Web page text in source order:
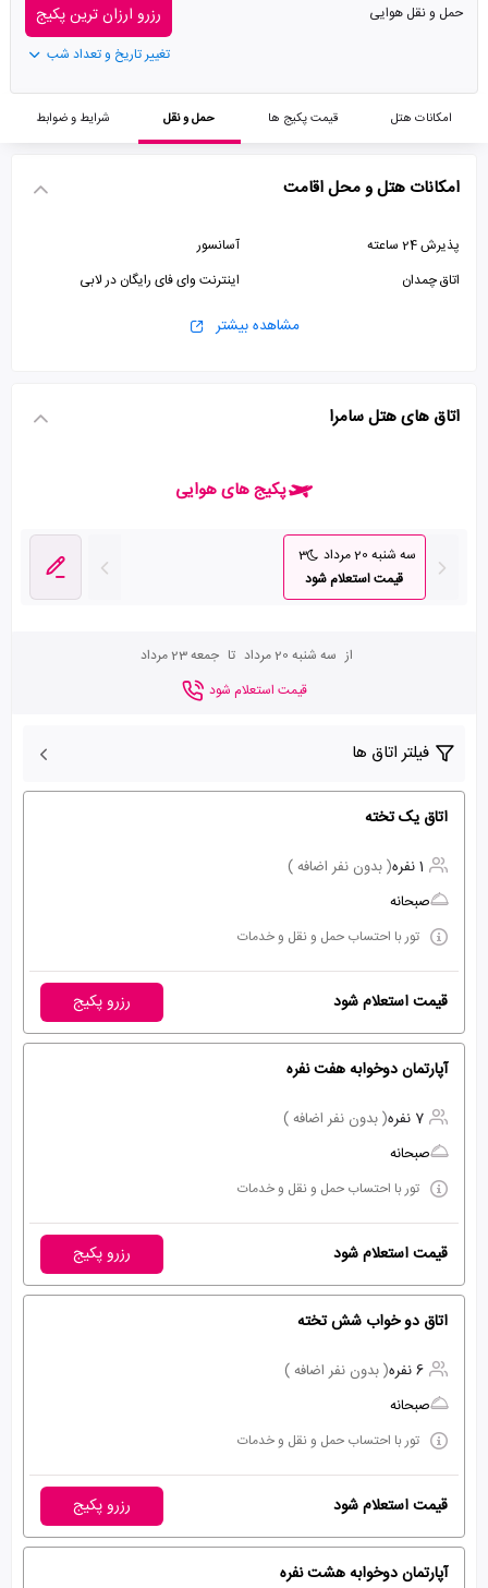
حمل و نقل هوایی
رزرو ارزان ترین پکیج
تغییر تاریخ و تعداد شب
امکانات هتل قیمت پکیج ها حمل و نقل شرایط و ضوابط
امکانات هتل و محل اقامت
پذیرش 24 ساعته
آسانسور
اتاق چمدان
اینترنت وای فای رایگان در لابی
مشاهده بیشتر
اتاق های هتل سامرا
پکیج های هوایی
سه شنبه 20 مرداد
3
قیمت استعلام شود
از سه شنبه 20 مرداد تا جمعه 23 مرداد
قیمت استعلام شود
فیلتر اتاق ها
اتاق یک تخته
1 نفره
( بدون نفر اضافه )
صبحانه
تور با احتساب حمل و نقل و خدمات
قیمت استعلام شود رزرو پکیج
آپارتمان دوخوابه هفت نفره
7 نفره
( بدون نفر اضافه )
صبحانه
تور با احتساب حمل و نقل و خدمات
قیمت استعلام شود رزرو پکیج
اتاق دو خواب شش تخته
6 نفره
( بدون نفر اضافه )
صبحانه
تور با احتساب حمل و نقل و خدمات
قیمت استعلام شود رزرو پکیج
آپارتمان دوخوابه هشت نفره